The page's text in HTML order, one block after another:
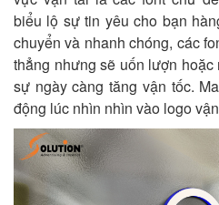
biểu lộ sự tin yêu cho bạn
chuyển và nhanh chóng, các
thẳng nhưng sẽ uốn lượn
sự ngày càng tăng vận tốc.
động lúc nhìn nhìn vào logo